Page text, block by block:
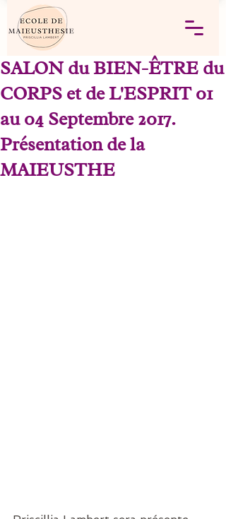
SALON du BIEN-ÊTRE du
CORPS et de L'ESPRIT 01
au 04 Septembre 2017.
Présentation de la
MAIEUSTHE